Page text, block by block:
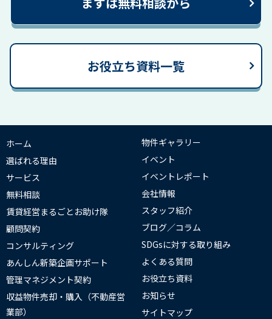
お役立ち資料一覧
ホーム
選ばれる理由
サービス
無料相談
賃貸経営まるごとお助け隊
顧問契約
コンサルティング
あんしん新築企画サポート
管理マネジメント契約
収益物件売却・購入（不動産営
業部）
物件ギャラリー
イベント
イベントレポート
会社情報
スタッフ紹介
ブログ／コラム
SDGsに対する取り組み
よくある質問
お役立ち資料
お知らせ
サイトマップ